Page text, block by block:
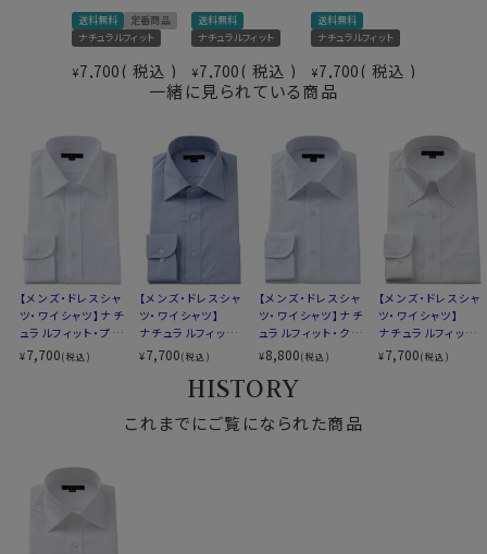
着心地を考え、細いだけのシャツとは一線を画したつくり
になっています。
このシャツについては、首回りを37cm～43cmの1cmピ
ッチと45cmで生産しております。 ※43cm（LL）・
ます。 細さを気にせず一般的なLL・3Lサイズと同じ感覚
でお選びください。
送料無料
定番商品
ナチュラルフィット
¥7,700 税込
送料無料
ナチュラルフィット
¥7,700 税込
送料無料
ナチュラルフィット
¥7,700 税込
一緒に見られている商品
【メンズ・ドレスシャ
ツ・ワイシャツ】ナチ
ュラルフィット・プレ
ミアムコットン・形態
安定・ワイドカラー
¥7,700(税込)
【メンズ・ドレスシャ
ツ・ワイシャツ】
ナチュラルフィット・
プレミアムコットン・
オックスフォード・形
態安定・綿100％・
ワイドカラー
¥7,700(税込)
【メンズ・ドレスシャ
ツ・ワイシャツ】ナチ
ュラルフィット・クー
ルマックス・オールシ
ーズン・ドライ・形態
安定・オックスフォー
ド・ワイドカラー
¥8,800(税込)
【メンズ・ドレスシャ
ツ・ワイシャツ】
ナチュラルフィット・
プレミアムコットン・
オックスフォード・形
¥7,700(税込)
HISTORY
これまでにご覧になられた商品